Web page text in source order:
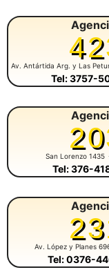
Av. Antártida Arg. y Las
Tel: 3757-
San Lorenzo 1435
Tel: 376-
Av. López y Planes
Tel: 0376-